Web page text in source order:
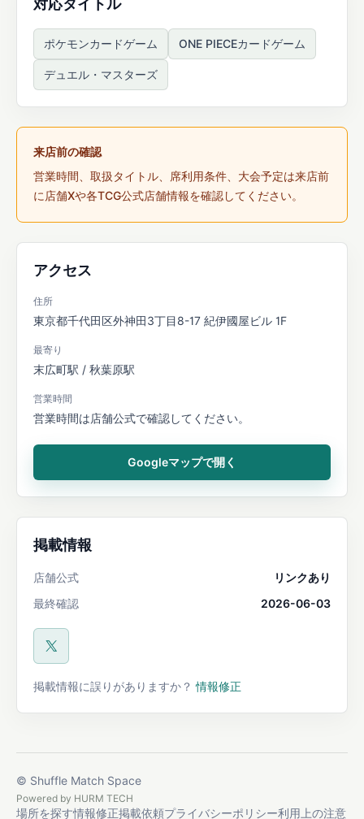
対応タイトル
ポケモンカードゲーム ONE PIECEカードゲーム
デュエル・マスターズ
来店前の確認
営業時間、取扱タイトル、席利用条件、大会予定は来店前
に店舗Xや各TCG公式店舗情報を確認してください。
アクセス
住所
東京都千代田区外神田3丁目8-17 紀伊國屋ビル 1F
最寄り
末広町駅 / 秋葉原駅
営業時間
営業時間は店舗公式で確認してください。
Googleマップで開く
掲載情報
店舗公式
リンクあり
最終確認
2026-06-03
公式X
掲載情報に誤りがありますか？情報修正
© Shuffle Match Space
Powered by HURM TECH
場所を探す情報修正掲載依頼プライバシーポリシー利用上の注意